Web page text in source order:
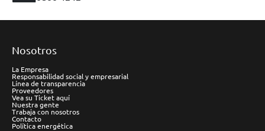
Nosotros
La Empresa
Responsabilidad social y empresarial
Línea de transparencia
Proveedores
Vea su Ticket aquí
Nuestra gente
Trabaja con nosotros
Contacto
Política energética